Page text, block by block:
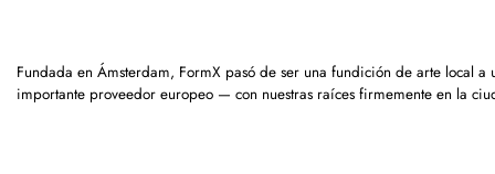
Fundada en Ámsterdam, FormX pasó de ser una fundición de arte local a
importante proveedor europeo — con nuestras raíces firmemente en la